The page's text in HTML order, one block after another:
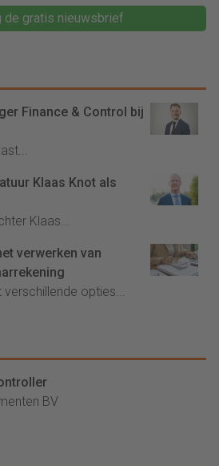
de gratis nieuwsbrief
Finance & Control bij
Klaas Knot als
Klaas...
verwerken van
verschillende opties...
BV